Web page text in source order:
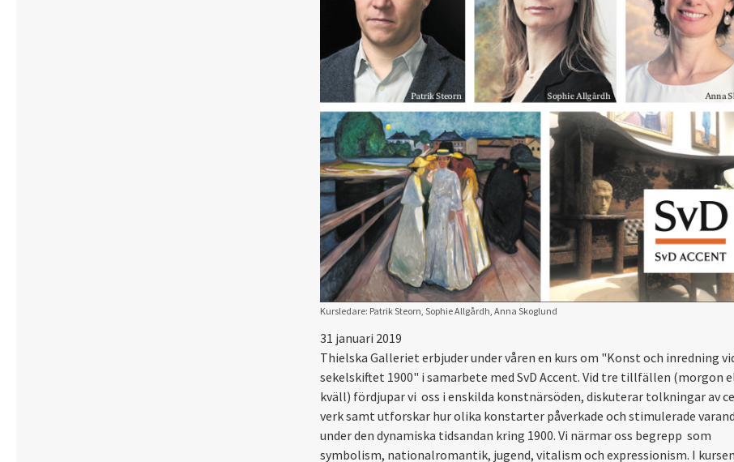
Kursledare: Patrik Steorn, Sophie Allgårdh, Anna Skoglund
31 januari 2019
Thielska Galleriet erbjuder under våren en kurs om "Konst och inredning
sekelskiftet 1900" i samarbete med SvD Accent. Vid tre tillfällen (morgon
kväll) fördjupar vi oss i enskilda konstnärsöden, diskuterar tolkningar av
verk samt utforskar hur olika konstarter påverkade och stimulerade
under den dynamiska tidsandan kring 1900. Vi närmar oss begrepp som
symbolism, nationalromantik, jugend, vitalism och expressionism. I kursen